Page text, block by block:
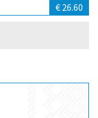
€ 26.60